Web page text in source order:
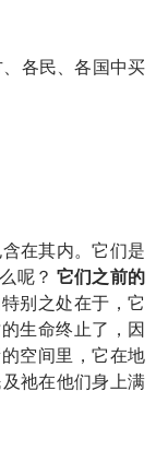
各民、各国中买
在其内。它们是
呢？ 它们之前的
别之处在于，它
生命终止了，因
空间里，它在地
祂在他们身上满